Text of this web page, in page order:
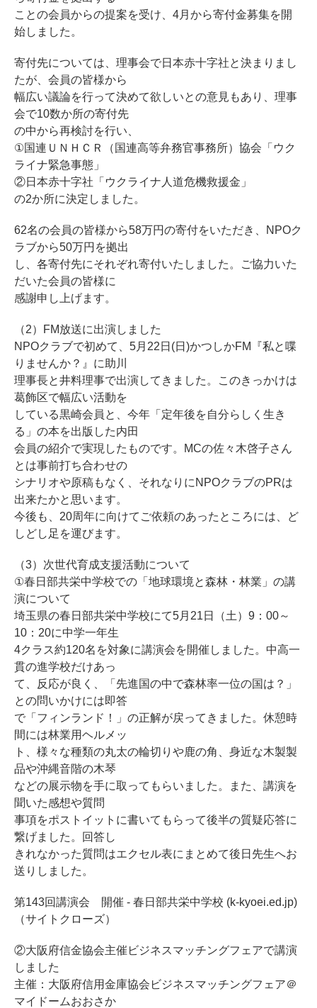
ことの会員からの提案を受け、4月から寄付金募集を開
始しました。
寄付先については、理事会で日本赤十字社と決まりまし
たが、会員の皆様から
幅広い議論を行って決めて欲しいとの意見もあり、理事
会で10数か所の寄付先
の中から再検討を行い、
①国連ＵＮＨＣＲ（国連高等弁務官事務所）協会「ウク
ライナ緊急事態」
②日本赤十字社「ウクライナ人道危機救援金」
の2か所に決定しました。
62名の会員の皆様から58万円の寄付をいただき、NPOク
ラブから50万円を拠出
し、各寄付先にそれぞれ寄付いたしました。ご協力いた
だいた会員の皆様に
感謝申し上げます。
（2）FM放送に出演しました
NPOクラブで初めて、5月22日(日)かつしかFM『私と喋
りませんか？』に助川
理事長と井料理事で出演してきました。このきっかけは
葛飾区で幅広い活動を
している黒崎会員と、今年「定年後を自分らしく生き
る」の本を出版した内田
会員の紹介で実現したものです。MCの佐々木啓子さん
とは事前打ち合わせの
シナリオや原稿もなく、それなりにNPOクラブのPRは
出来たかと思います。
今後も、20周年に向けてご依頼のあったところには、ど
しどし足を運びます。
（3）次世代育成支援活動について
①春日部共栄中学校での「地球環境と森林・林業」の講
演について
埼玉県の春日部共栄中学校にて5月21日（土）9：00～
10：20に中学一年生
4クラス約120名を対象に講演会を開催しました。中高一
貫の進学校だけあっ
て、反応が良く、「先進国の中で森林率一位の国は？」
との問いかけには即答
で「フィンランド！」の正解が戻ってきました。休憩時
間には林業用ヘルメッ
ト、様々な種類の丸太の輪切りや鹿の角、身近な木製製
品や沖縄音階の木琴
などの展示物を手に取ってもらいました。また、講演を
聞いた感想や質問
事項をポストイットに書いてもらって後半の質疑応答に
繋げました。回答し
きれなかった質問はエクセル表にまとめて後日先生へお
送りしました。
第143回講演会 開催 - 春日部共栄中学校 (k-kyoei.ed.jp)
（サイトクローズ）
②大阪府信金協会主催ビジネスマッチングフェアで講演
しました
主催：大阪府信用金庫協会ビジネスマッチングフェア＠
マイドームおおさか